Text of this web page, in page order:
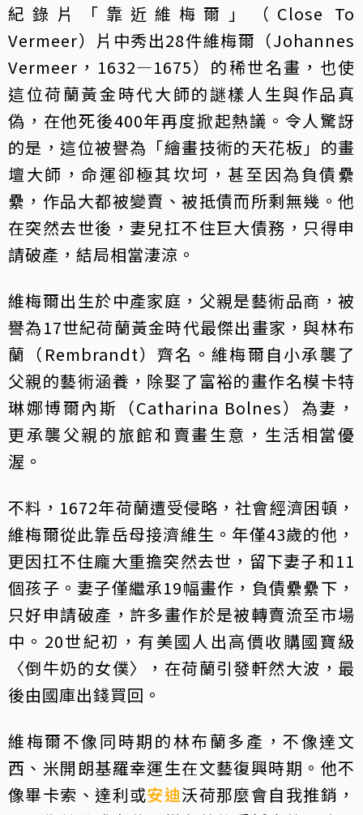
紀錄片「靠近維梅爾」（Close To
Vermeer）片中秀出28件維梅爾（Johannes
Vermeer，1632—1675）的稀世名畫，也使
這位荷蘭黃金時代大師的謎樣人生與作品真
偽，在他死後400年再度掀起熱議。令人驚訝
的是，這位被譽為「繪畫技術的天花板」的畫
壇大師，命運卻極其坎坷，甚至因為負債纍
纍，作品大都被變賣、被抵債而所剩無幾。他
在突然去世後，妻兒扛不住巨大債務，只得申
請破產，結局相當淒涼。
維梅爾出生於中產家庭，父親是藝術品商，被
譽為17世紀荷蘭黃金時代最傑出畫家，與林布
蘭（Rembrandt）齊名。維梅爾自小承襲了
父親的藝術涵養，除娶了富裕的畫作名模卡特
琳娜博爾內斯（Catharina Bolnes）為妻，
更承襲父親的旅館和賣畫生意，生活相當優
渥。
不料，1672年荷蘭遭受侵略，社會經濟困頓，
維梅爾從此靠岳母接濟維生。年僅43歲的他，
更因扛不住龐大重擔突然去世，留下妻子和11
個孩子。妻子僅繼承19幅畫作，負債纍纍下，
只好申請破產，許多畫作於是被轉賣流至市場
中。20世紀初，有美國人出高價收購國寶級
〈倒牛奶的女僕〉，在荷蘭引發軒然大波，最
後由國庫出錢買回。
維梅爾不像同時期的林布蘭多產，不像達文
西、米開朗基羅幸運生在文藝復興時期。他不
像畢卡索、達利或安迪沃荷那麼會自我推銷，